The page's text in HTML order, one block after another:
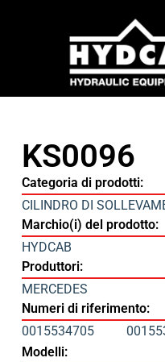
KS0096
Categoria di prodotti:
CILINDRO DI
Marchio(i) del prodotto:
HYDCAB
Produttori:
MERCEDES
Numeri di riferimento:
0015534705
Modelli: